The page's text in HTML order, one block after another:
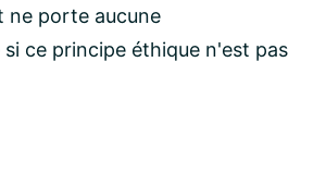
ne porte aucune
ce principe éthique n'est pas